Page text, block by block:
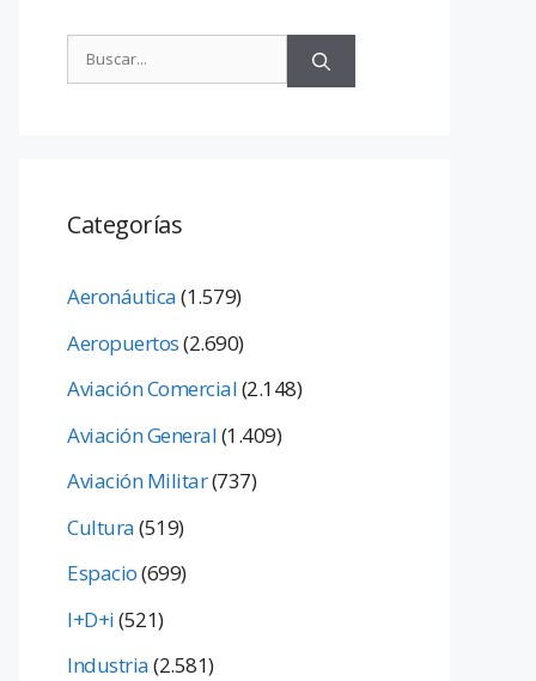
Categorías
Aeronáutica(1.579)
Aeropuertos(2.690)
Aviación Comercial(2.148)
Aviación General(1.409)
Aviación Militar(737)
Cultura(519)
Espacio(699)
I+D+i(521)
Industria(2.581)